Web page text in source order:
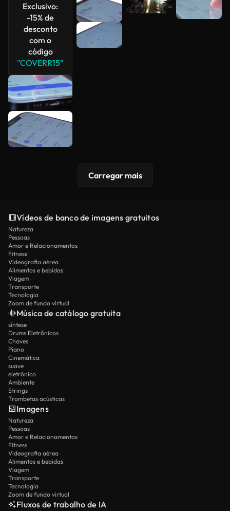
Exclusivo:
-15% de
desconto
com o
código
"COVERR15"
Carregar mais
Vídeos de banco de imagens gratuitos
Natureza
Pessoas
Amor e Relacionamentos
Fitness
Videografia aérea
Alimentos e bebidas
Viagem
Transporte
Tecnologia
Zoom de fundo virtual
Música de catálogo gratuita
síntese
Drums Eletrônicos
Chaves
Piano
Cinemática
suave
eletrônico
Ambiente
Strings
Trombetas acústicas
Imagens
Natureza
Pessoas
Amor e Relacionamentos
Fitness
Videografia aérea
Alimentos e bebidas
Viagem
Transporte
Tecnologia
Zoom de fundo virtual
Fluxos de trabalho de IA